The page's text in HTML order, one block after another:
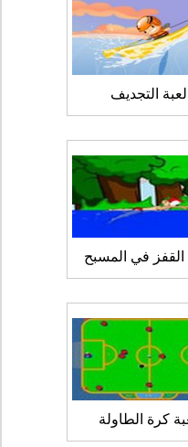
لعبة التجديف
القفز في المسبح
كرة الطاولة